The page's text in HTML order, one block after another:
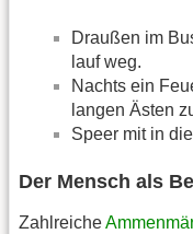
Draußen im
lauf weg.
Nachts ein
langen Ästen
Speer mit in
Der Mensch als
Zahlreiche